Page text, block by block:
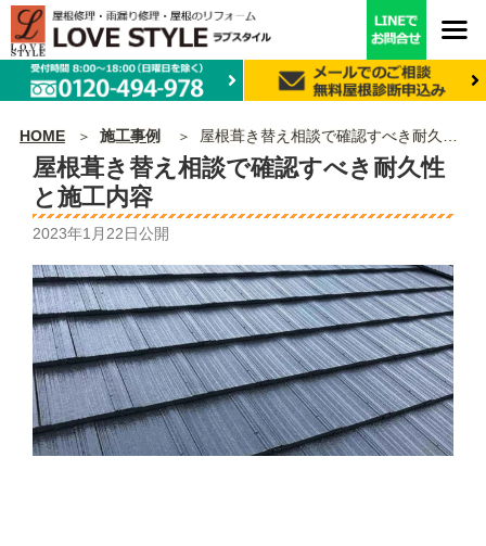
HOME 施工事例 屋根葺き替え相談で確認すべき耐久性と施工内容
屋根葺き替え相談で確認すべき耐久性
と施工内容
2023年1月22日公開